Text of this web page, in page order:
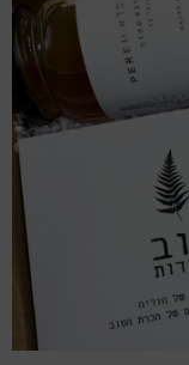
מהירה